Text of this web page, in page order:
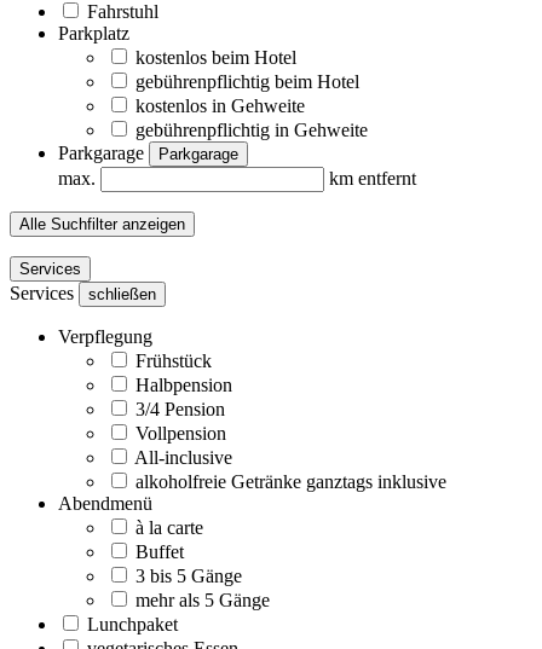
Fahrstuhl
Parkplatz
kostenlos beim Hotel
gebührenpflichtig beim Hotel
kostenlos in Gehweite
gebührenpflichtig in Gehweite
Parkgarage
Parkgarage
max. km entfernt
Alle Suchfilter anzeigen
Services
Services schließen
Verpflegung
Frühstück
Halbpension
3/4 Pension
Vollpension
All-inclusive
alkoholfreie Getränke ganztags inklusive
Abendmenü
à la carte
Buffet
3 bis 5 Gänge
mehr als 5 Gänge
Lunchpaket